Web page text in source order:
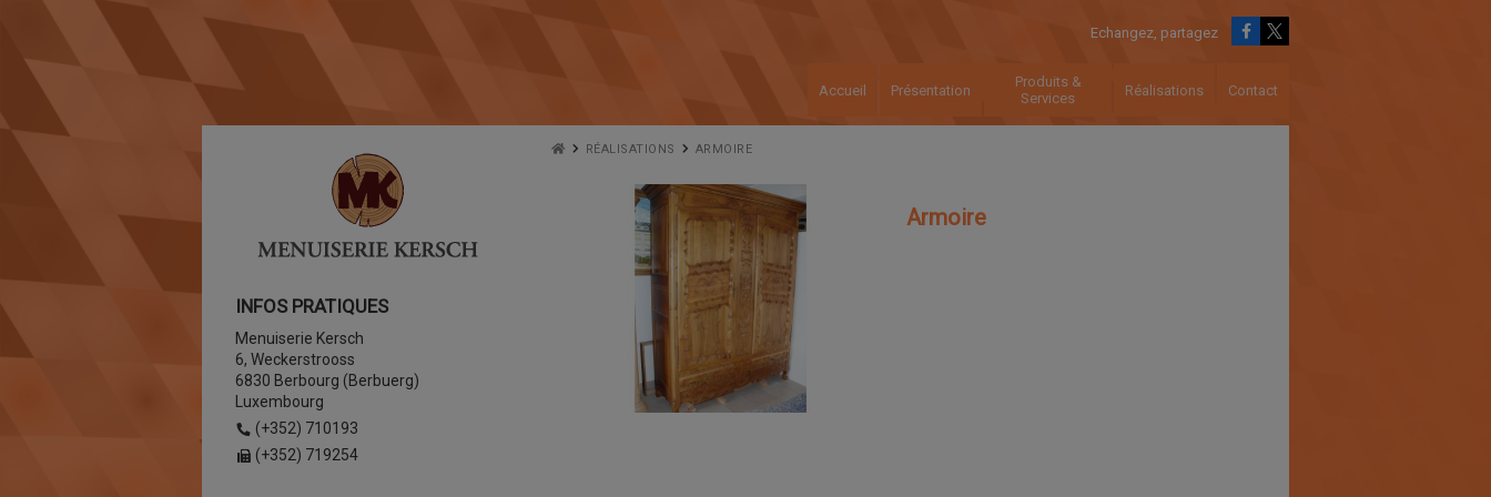
Echangez, partagez
Accueil Présentation
Produits &
Services
Réalisations Contact
INFOS PRATIQUES
Menuiserie Kersch
6, Weckerstrooss
6830 Berbourg (Berbuerg)
Luxembourg
(+352) 710193
(+352) 719254
RÉALISATIONS ARMOIRE
Armoire